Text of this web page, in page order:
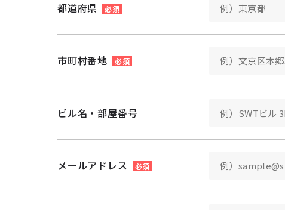
都道府県 必須
市町村番地 必須
ビル名・部屋番号
メールアドレス 必須